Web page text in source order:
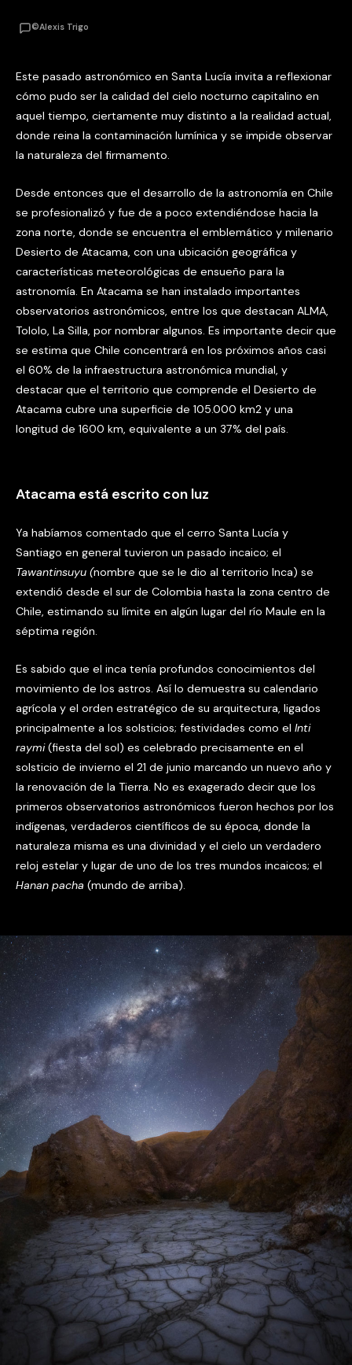
©Alexis Trigo
Este pasado astronómico en Santa Lucía invita a reflexionar
cómo pudo ser la calidad del cielo nocturno capitalino en
aquel tiempo, ciertamente muy distinto a la realidad actual,
donde reina la contaminación lumínica y se impide observar
la naturaleza del firmamento.
Desde entonces que el desarrollo de la astronomía en Chile
se profesionalizó y fue de a poco extendiéndose hacia la
zona norte, donde se encuentra el emblemático y milenario
Desierto de Atacama, con una ubicación geográfica y
características meteorológicas de ensueño para la
astronomía. En Atacama se han instalado importantes
observatorios astronómicos, entre los que destacan ALMA,
Tololo, La Silla, por nombrar algunos. Es importante decir que
se estima que Chile concentrará en los próximos años casi
el 60% de la infraestructura astronómica mundial, y
destacar que el territorio que comprende el Desierto de
Atacama cubre una superficie de 105.000 km2 y una
longitud de 1600 km, equivalente a un 37% del país.
Atacama está escrito con luz
Ya habíamos comentado que el cerro Santa Lucía y
Santiago en general tuvieron un pasado incaico; el
Tawantinsuyu (nombre que se le dio al territorio Inca) se
extendió desde el sur de Colombia hasta la zona centro de
Chile, estimando su límite en algún lugar del río Maule en la
séptima región.
Es sabido que el inca tenía profundos conocimientos del
movimiento de los astros. Así lo demuestra su calendario
agrícola y el orden estratégico de su arquitectura, ligados
principalmente a los solsticios; festividades como el Inti
raymi(fiesta del sol) es celebrado precisamente en el
solsticio de invierno el 21 de junio marcando un nuevo año y
la renovación de la Tierra. No es exagerado decir que los
primeros observatorios astronómicos fueron hechos por los
indígenas, verdaderos científicos de su época, donde la
naturaleza misma es una divinidad y el cielo un verdadero
reloj estelar y lugar de uno de los tres mundos incaicos; el
Hanan pacha (mundo de arriba).